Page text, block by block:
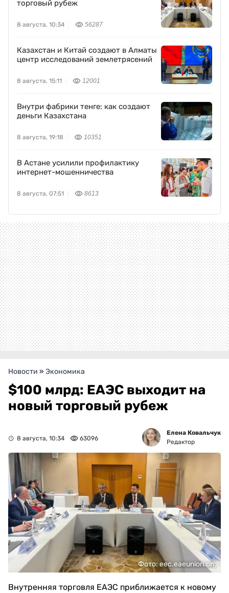
торговый рубеж
8 августа, 10:34 56287
Казахстан и Китай создают в Алматы
центр исследований землетрясений
8 августа, 15:11 12001
Внутри фабрики тенге: как создают
деньги Казахстана
8 августа, 19:18 10351
В Астане усилили профилактику
интернет-мошенничества
8 августа, 07:51 8613
Новости » Экономика
$100 млрд: ЕАЭС выходит на
новый торговый рубеж
8 августа, 10:34 63096
Елена Ковальчук
Редактор
Фото: eec.eaeunion.org
Внутренняя торговля ЕАЭС приближается к новому